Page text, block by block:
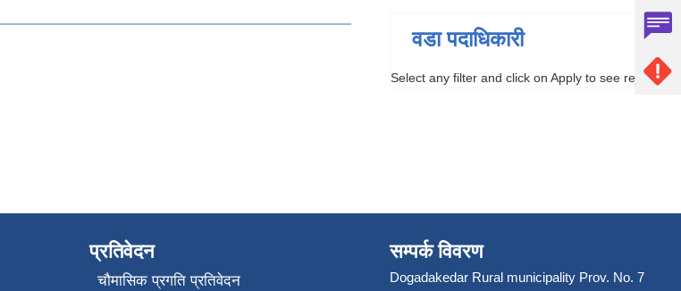
वडा पदाधिकारी
Select any filter and click on Apply to see results
प्रतिवेदन
चौमासिक प्रगति प्रतिवेदन
सम्पर्क विवरण
Dogadakedar Rural municipality Prov. No. 7